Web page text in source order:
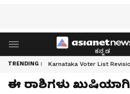
ಕನ್ನಡ
TRENDING : Karnataka Voter List
ಈ ರಾಶಿಗಳು